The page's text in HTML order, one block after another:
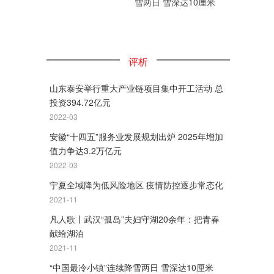
评析
山东泰安举行重大产业链项目集中开工活动 总
投资394.72亿元
2022-03
安徽“十四五”服务业发展规划出炉 2025年增加
值力争达3.2万亿元
2022-03
宁夏全域降为低风险地区 疫情防控逐步常态化
2021-11
凡人歌丨武汉“孤岛”夫妇守湖20余年：把青春
献给湖泊
2021-11
“中国最冷小镇”连续降雪两日 雪深达10厘米